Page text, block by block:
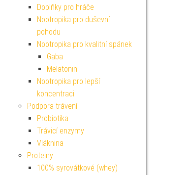
Doplňky pro hráče
Nootropika pro duševní
pohodu
Nootropika pro kvalitní spánek
Gaba
Melatonin
Nootropika pro lepší
koncentraci
Podpora trávení
Probiotika
Trávicí enzymy
Vláknina
Proteiny
100% syrovátkové (whey)